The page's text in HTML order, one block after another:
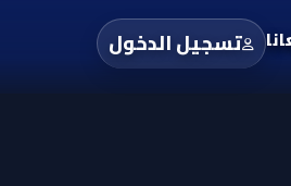
تسجيل الدخول